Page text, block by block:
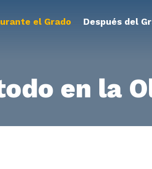
el Grado Después del
en la